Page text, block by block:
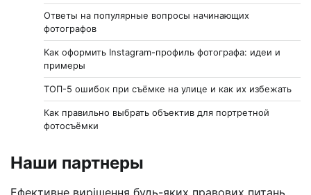
Ответы на популярные вопросы начинающих
фотографов
Как оформить Instagram-профиль фотографа: идеи и
примеры
ТОП-5 ошибок при съёмке на улице и как их избежать
Как правильно выбрать объектив для портретной
фотосъёмки
Наши партнеры